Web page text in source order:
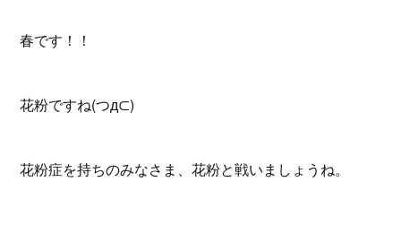
春です！！
花粉ですね(つд⊂)
花粉症を持ちのみなさま、花粉と戦いましょうね。